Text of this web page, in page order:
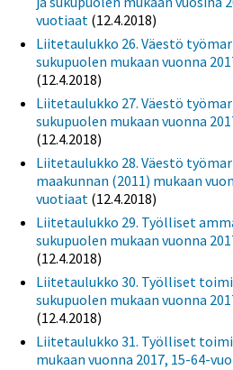
vuotiaat (12.4.2018)
Liitetaulukko 26. Väestö
sukupuolen mukaan vuonna
(12.4.2018)
Liitetaulukko 27. Väestö
sukupuolen mukaan vuonna
(12.4.2018)
Liitetaulukko 28. Väestö
maakunnan (2011) mukaan
vuotiaat (12.4.2018)
Liitetaulukko 29. Työlliset
sukupuolen mukaan vuonna
(12.4.2018)
Liitetaulukko 30. Työlliset
sukupuolen mukaan vuonna
(12.4.2018)
Liitetaulukko 31. Työlliset
mukaan vuonna 2017, 15-64-